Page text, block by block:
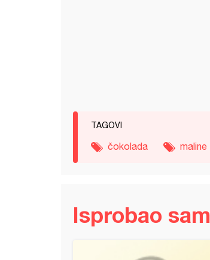
TAGOVI
čokolada maline
Isprobao sam